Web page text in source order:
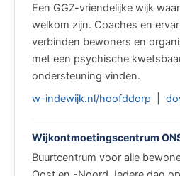
Een GGZ-vriendelijke wijk
welkom zijn. Coaches en
verbinden bewoners en
met een psychische
ondersteuning vinden.
w-indewijk.nl/hoofddorp
Wijkontmoetingscentrum
Buurtcentrum voor alle